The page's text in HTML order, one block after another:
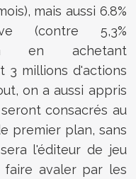
mais aussi 6.8%
(contre 5,3%
en achetant
3 millions d'actions
on a aussi appris
consacrés au
premier plan, sans
l'éditeur de jeu
faire avaler par les